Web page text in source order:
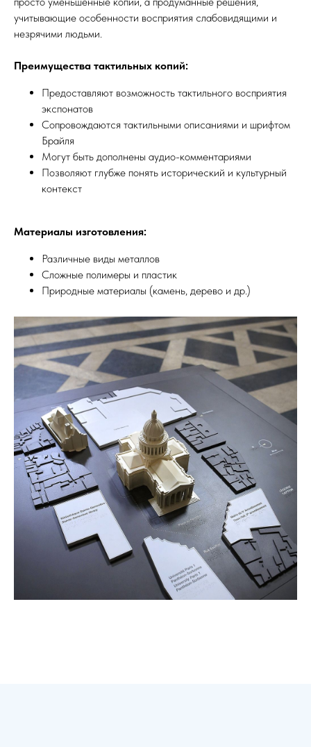
учитывающие особенности восприятия слабовидящими и
незрячими людьми.
Преимущества тактильных копий:
Предоставляют возможность тактильного восприятия
экспонатов
Сопровождаются тактильными описаниями и шрифтом
Брайля
Могут быть дополнены аудио-комментариями
Позволяют глубже понять исторический и культурный
контекст
Материалы изготовления:
Различные виды металлов
Сложные полимеры и пластик
Природные материалы (камень, дерево и др.)